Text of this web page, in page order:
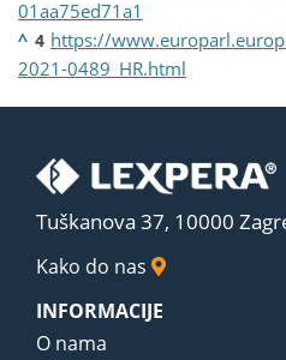
01aa75ed71a1
^ 4 https://
2021-0489_HR.html
Tuškanova 37, 10000
Kako do nas
INFORMACIJE
O nama